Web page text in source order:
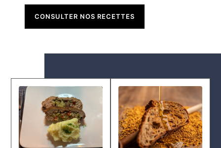
CONSULTER NOS RECETTES